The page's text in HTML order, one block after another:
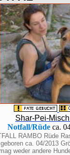
Shar-Pei-
Notfall/Rüdeca.
RAMBO Rüde
ca. 04/2013
weder andere